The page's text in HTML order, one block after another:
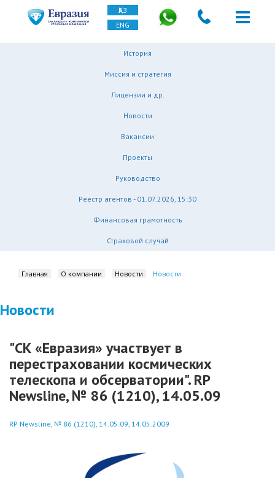
ҚАЗ
ENG
История
Миссия и стратегия
Лицензии и др.
Новости
Вакансии
Проекты
Руководство
Реестр агентов - 01.07.2026, 15:30
Финансовая грамотность
Страховой случай
Главная О компании Новости Новости
Новости
"СК «Евразия» участвует в
перестраховании космических
телескопа и обсерватории". RP
Newsline, № 86 (1210), 14.05.09
RP Newsline, № 86 (1210), 14.05.09, 14.05.2009